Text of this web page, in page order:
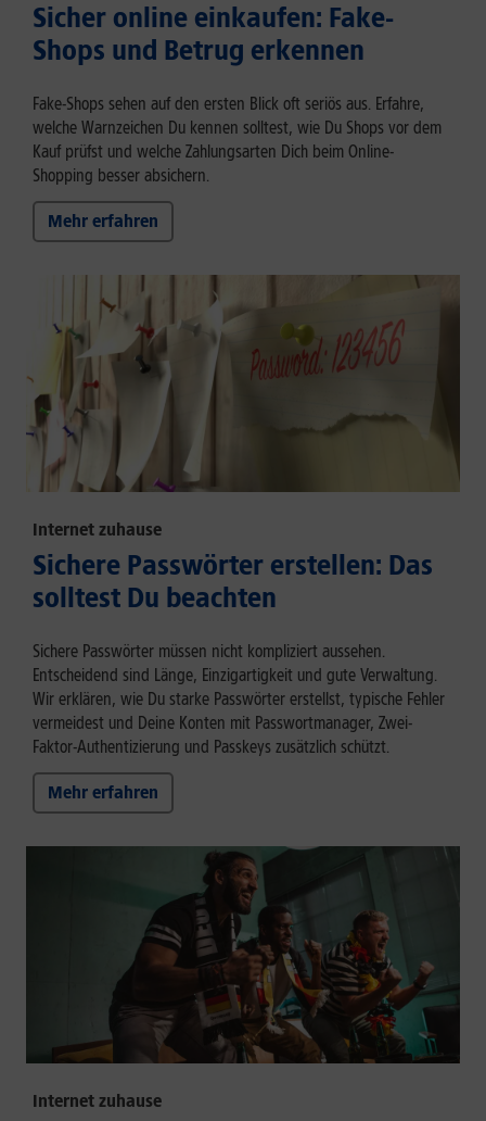
Sicher online einkaufen: Fake-
Shops und Betrug erkennen
Fake-Shops sehen auf den ersten Blick oft seriös aus. Erfahre,
welche Warnzeichen Du kennen solltest, wie Du Shops vor dem
Kauf prüfst und welche Zahlungsarten Dich beim Online-
Shopping besser absichern.
Mehr erfahren
Internet zuhause
Sichere Passwörter erstellen: Das
solltest Du beachten
Sichere Passwörter müssen nicht kompliziert aussehen.
Entscheidend sind Länge, Einzigartigkeit und gute Verwaltung.
Wir erklären, wie Du starke Passwörter erstellst, typische Fehler
vermeidest und Deine Konten mit Passwortmanager, Zwei-
Faktor-Authentizierung und Passkeys zusätzlich schützt.
Mehr erfahren
Internet zuhause